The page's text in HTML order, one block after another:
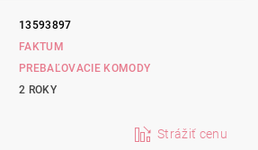
13593897
FAKTUM
PREBAĽOVACIE KOMODY
2 ROKY
Strážiť cenu